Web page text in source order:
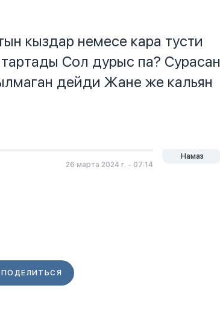
кыздар немесе кара тусти
Сол дурыс па? Сурасан
дейди Жане же кальян
26 марта 2024 г. - 07:14
Намаз
ПОДЕЛИТЬСЯ